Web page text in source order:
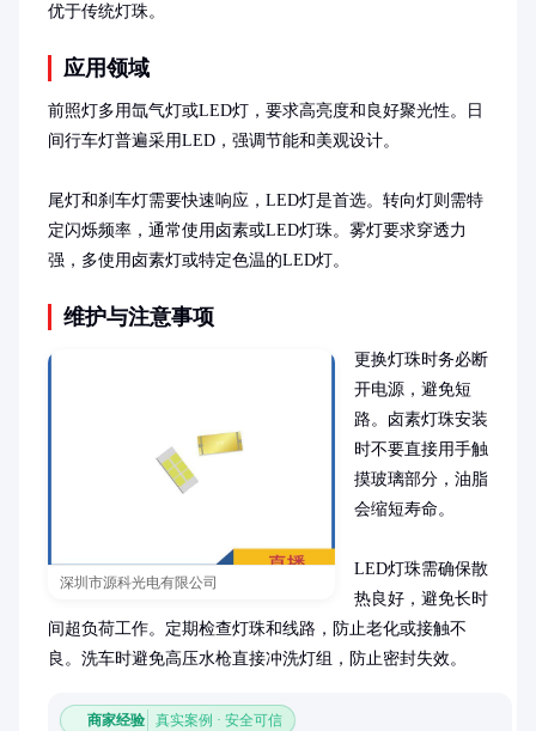
优于传统灯珠。
应用领域
前照灯多用氙气灯或LED灯，要求高亮度和良好聚光性。日
间行车灯普遍采用LED，强调节能和美观设计。
尾灯和刹车灯需要快速响应，LED灯是首选。转向灯则需特
定闪烁频率，通常使用卤素或LED灯珠。雾灯要求穿透力
强，多使用卤素灯或特定色温的LED灯。
维护与注意事项
深圳市源科光电有限公司
更换灯珠时务必断
开电源，避免短
路。卤素灯珠安装
时不要直接用手触
摸玻璃部分，油脂
会缩短寿命。
LED灯珠需确保散
热良好，避免长时
间超负荷工作。定期检查灯珠和线路，防止老化或接触不
良。洗车时避免高压水枪直接冲洗灯组，防止密封失效。
商家经验 真实案例 · 安全可信